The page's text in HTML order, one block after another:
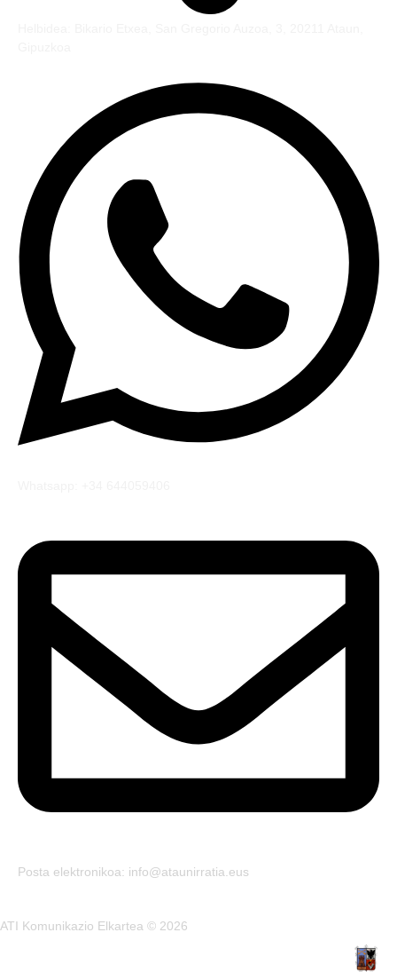
Posta elektronikoa: info@ataunirratia.eus
ATI Komunikazio Elkartea © 2026